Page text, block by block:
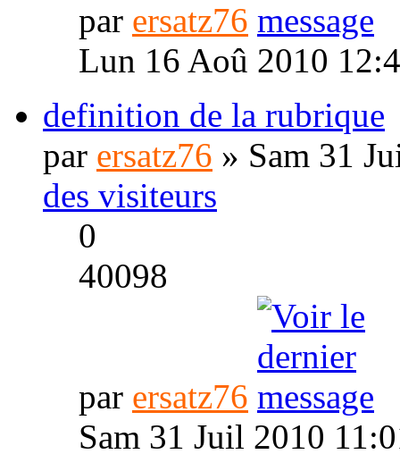
par ersatz76
Lun 16 Aoû 2010
definition de la rubrique
par ersatz76 » Sam 31
des visiteurs
0
40098
par ersatz76
Sam 31 Juil 2010